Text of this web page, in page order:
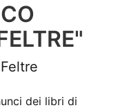
dei libri di